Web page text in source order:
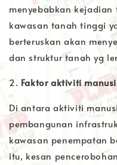
menyebabkan kejadian
kawasan tanah tinggi
berteruskan akan
dan struktur tanah yg
2. Faktor aktiviti
Di antara aktiviti
pembangunan
kawasan penempatan
itu, kesan